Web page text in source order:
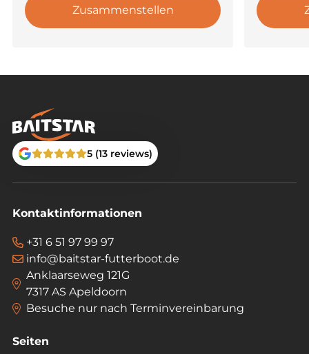
Zusammenstellen
5 (13 reviews)
Kontaktinformationen
+31 6 51 97 99 97
info@baitstar-futterboot.de
Anklaarseweg 121G
7317 AS Apeldoorn
Besuche nur nach Terminvereinbarung
Seiten